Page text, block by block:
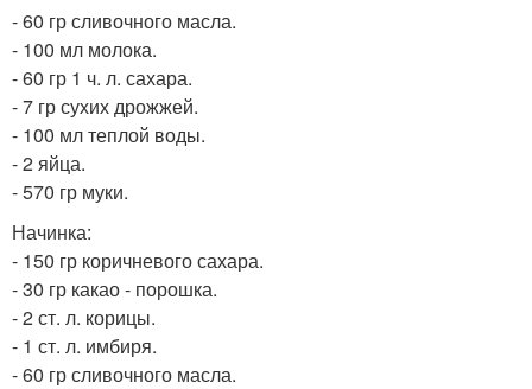
- 60 гр сливочного масла.
- 100 мл молока.
- 60 гр 1 ч. л. сахара.
- 7 гр сухих дрожжей.
- 100 мл теплой воды.
- 2 яйца.
- 570 гр муки.
Начинка:
- 150 гр коричневого сахара.
- 30 гр какао - порошка.
- 2 ст. л. корицы.
- 1 ст. л. имбиря.
- 60 гр сливочного масла.